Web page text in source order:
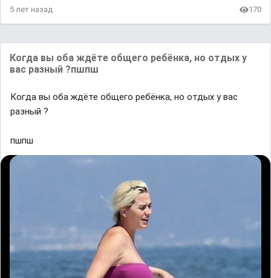
5 лет назад 170
Когда вы оба ждёте общего ребёнка, но отдых у
вас разный ?пшпш
Когда вы оба ждёте общего ребёнка, но отдых у вас
разный ?
пшпш